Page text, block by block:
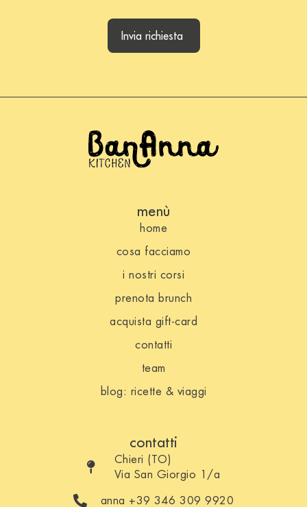
Invia richiesta
menù
home
cosa facciamo
i nostri corsi
prenota brunch
acquista gift-card
contatti
team
blog: ricette & viaggi
contatti
Chieri (TO)
Via San Giorgio 1/a
anna +39 346 309 9920